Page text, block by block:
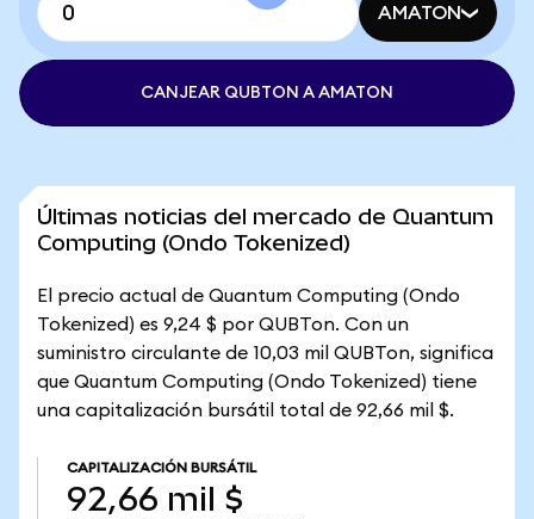
AMATON
CANJEAR QUBTON A AMATON
Últimas noticias del mercado de Quantum
Computing (Ondo Tokenized)
El precio actual de Quantum Computing (Ondo
Tokenized) es 9,24 $ por QUBTon. Con un
suministro circulante de 10,03 mil QUBTon, significa
que Quantum Computing (Ondo Tokenized) tiene
una capitalización bursátil total de 92,66 mil $.
CAPITALIZACIÓN BURSÁTIL
92,66 mil $